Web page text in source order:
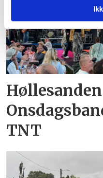
med annen informasjon
eller som de har samlet
tjenestene deres.
TNT